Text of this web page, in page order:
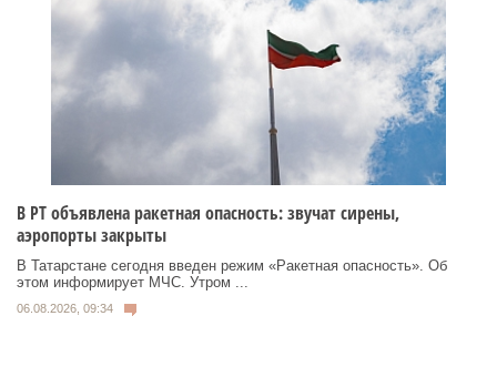
В РТ объявлена ракетная опасность: звучат сирены,
аэропорты закрыты
В Татарстане сегодня введен режим «Ракетная опасность». Об
этом информирует МЧС. Утром ...
06.08.2026, 09:34